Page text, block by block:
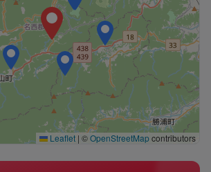
Leaflet | ©OpenStreetMapcontributors